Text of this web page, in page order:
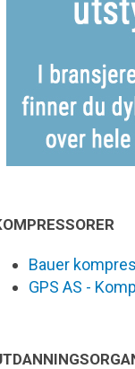
Bauer
GPS AS -